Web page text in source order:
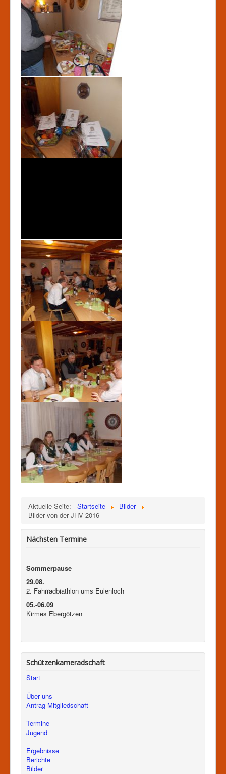
Aktuelle Seite: Startseite
Bilder
Bilder von der JHV 2016
Nächsten Termine
Sommerpause
29.08.
2. Fahrradbiathlon ums Eulenloch
05.-06.09
Kirmes Ebergötzen
Schützenkameradschaft
Start
Über uns
Antrag Mitgliedschaft
Termine
Jugend
Ergebnisse
Berichte
Bilder